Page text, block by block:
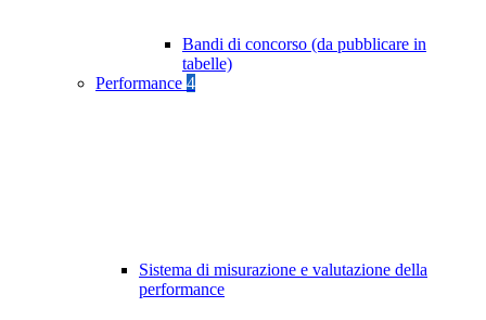
Bandi di concorso (da pubblicare in
tabelle)
Performance 4
Sistema di misurazione e valutazione della
performance